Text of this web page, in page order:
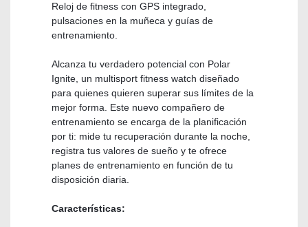
Reloj de fitness con GPS integrado,
pulsaciones en la muñeca y guías de
entrenamiento.
Alcanza tu verdadero potencial con Polar
Ignite, un multisport fitness watch diseñado
para quienes quieren superar sus límites de la
mejor forma. Este nuevo compañero de
entrenamiento se encarga de la planificación
por ti: mide tu recuperación durante la noche,
registra tus valores de sueño y te ofrece
planes de entrenamiento en función de tu
disposición diaria.
Características: